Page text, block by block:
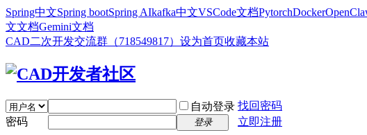
Spring中文Spring bootSpring AIkafka中文VSCode文档PytorchDocker
文文档Gemini文档
CAD二次开发交流群（718549817） 设为首页收藏本站
自动登录 找回密码
密码
登录 立即注册